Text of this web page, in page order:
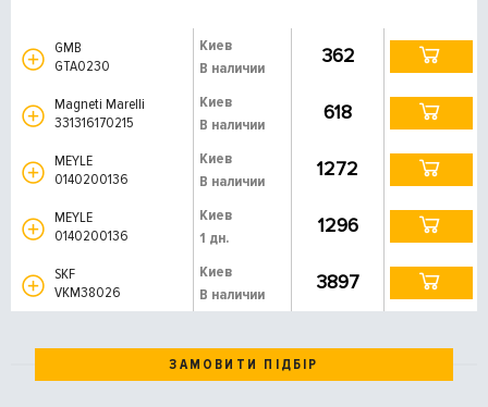
GMB
GTA0230
Киев
В наличии
362
Magneti Marelli
331316170215
Киев
В наличии
618
MEYLE
0140200136
Киев
В наличии
1272
MEYLE
0140200136
Киев
1 дн.
1296
SKF
VKM38026
Киев
В наличии
3897
ЗАМОВИТИ ПІДБІР